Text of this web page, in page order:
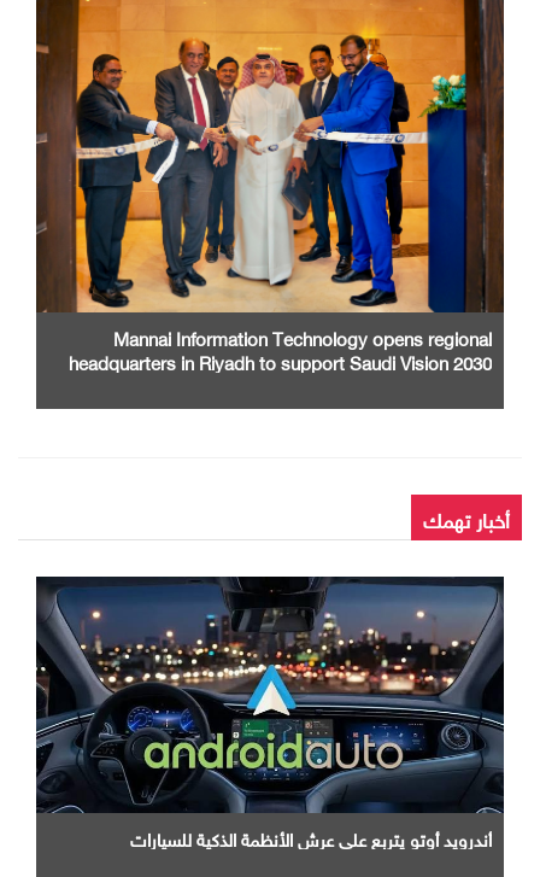
Mannai Information Technology opens regional
headquarters in Riyadh to support Saudi Vision 2030
أخبار تهمك
أندرويد أوتو يتربع علي عرش الأنظمة الذكية للسيارات